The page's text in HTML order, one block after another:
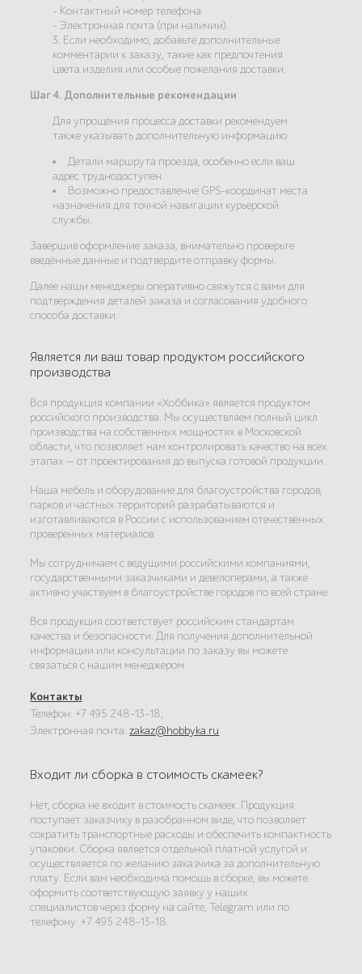
- Контактный номер телефона.
- Электронная почта (при наличии).
3. Если необходимо, добавьте дополнительные
комментарии к заказу, такие как предпочтения
цвета изделия или особые пожелания доставки.
Шаг 4. Дополнительные рекомендации
Для упрощения процесса доставки рекомендуем
также указывать дополнительную информацию:
Детали маршрута проезда, особенно если ваш
адрес труднодоступен.
Возможно предоставление GPS-координат места
назначения для точной навигации курьерской
службы.
Завершив оформление заказа, внимательно проверьте
введённые данные и подтвердите отправку формы.
Далее наши менеджеры оперативно свяжутся с вами для
подтверждения деталей заказа и согласования удобного
способа доставки.
Является ли ваш товар продуктом российского
производства
Вся продукция компании «Хоббика» является продуктом
российского производства. Мы осуществляем полный цикл
производства на собственных мощностях в Московской
области, что позволяет нам контролировать качество на всех
этапах — от проектирования до выпуска готовой продукции.
Наша мебель и оборудование для благоустройства городов,
парков и частных территорий разрабатываются и
изготавливаются в России с использованием отечественных
проверенных материалов.
Мы сотрудничаем с ведущими российскими компаниями,
государственными заказчиками и девелоперами, а также
активно участвуем в благоустройстве городов по всей стране.
Вся продукция соответствует российским стандартам
качества и безопасности. Для получения дополнительной
информации или консультации по заказу вы можете
связаться с нашим менеджером.
Контакты:
Телефон: +7 495 248-13-18;
Электронная почта:zakaz@hobbyka.ru
Входит ли сборка в стоимость скамеек?
Нет, сборка не входит в стоимость скамеек. Продукция
поступает заказчику в разобранном виде, что позволяет
сократить транспортные расходы и обеспечить компактность
упаковки. Сборка является отдельной платной услугой и
осуществляется по желанию заказчика за дополнительную
плату. Если вам необходима помощь в сборке, вы можете
оформить соответствующую заявку у наших
специалистов через форму на сайте, Telegram или по
телефону: +7 495 248-13-18.